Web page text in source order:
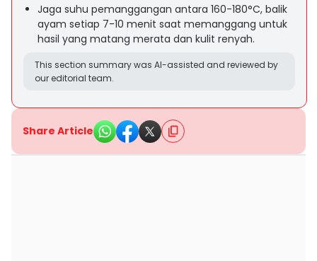
Jaga suhu pemanggangan antara 160-180°C, balik
ayam setiap 7-10 menit saat memanggang untuk
hasil yang matang merata dan kulit renyah.
This section summary was AI-assisted and reviewed by
our editorial team.
Share Article